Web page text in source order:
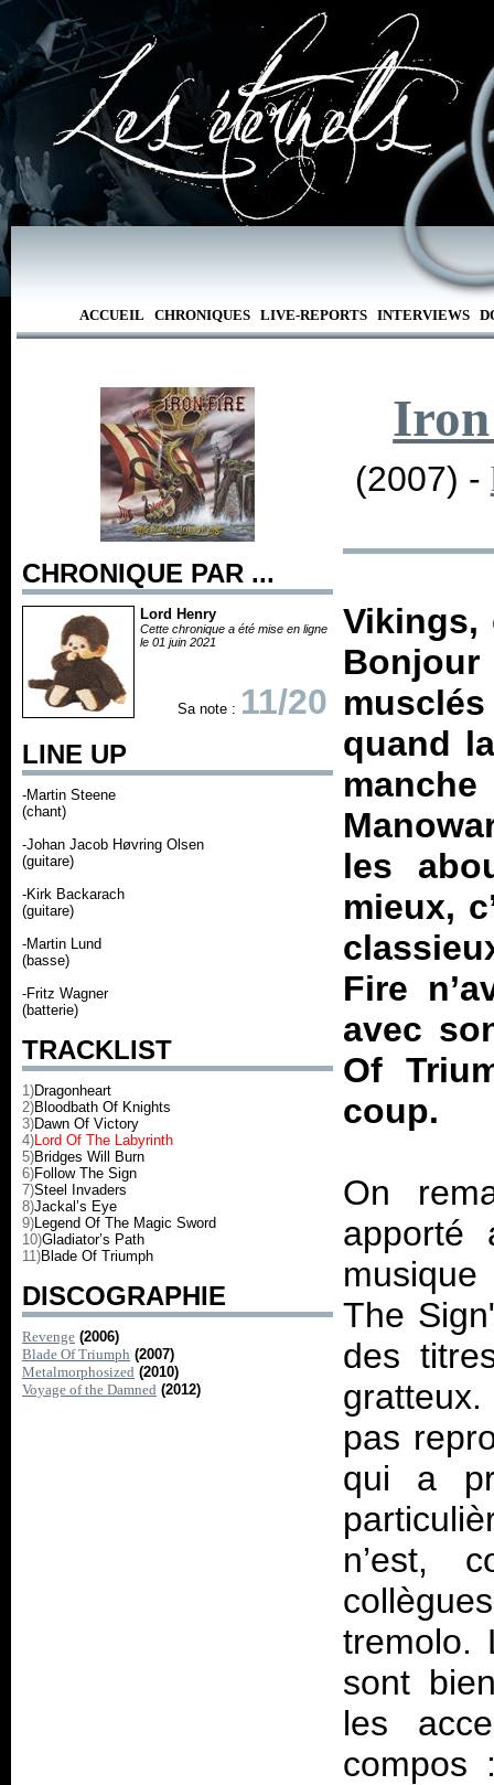
ACCUEIL CHRONIQUES LIVE-REPORTS INTERVIEWS
CHRONIQUE PAR ...
Lord Henry
Cette chronique a été mise en ligne
le 01 juin 2021
Sa note : 11/20
LINE UP
-Martin Steene
(chant)
-Johan Jacob Høvring Olsen
(guitare)
-Kirk Backarach
(guitare)
-Martin Lund
(basse)
-Fritz Wagner
(batterie)
TRACKLIST
1)Dragonheart
2)Bloodbath Of Knights
3)Dawn Of Victory
4)Lord Of The Labyrinth
5)Bridges Will Burn
6)Follow The Sign
7)Steel Invaders
8)Jackal’s Eye
9)Legend Of The Magic Sword
10)Gladiator’s Path
11)Blade Of Triumph
DISCOGRAPHIE
Revenge (2006)
Blade Of Triumph (2007)
Metalmorphosized (2010)
Voyage of the Damned (2012)
(2007) -
Vikings,
quand
les
mieux,
Fire
avec
Of
coup.
On
apporté
The
des
pas
qui a
n’est,
tremolo.
sont
les
compos